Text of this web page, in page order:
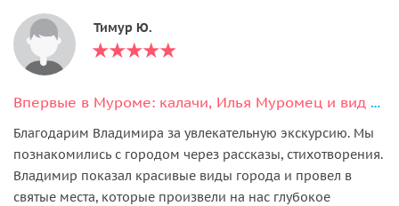
Тимур Ю.
Впервые в Муроме: калачи, Илья Муромец и вид на Оку
Благодарим Владимира за увлекательную экскурсию. Мы
познакомились с городом через рассказы, стихотворения.
Владимир показал красивые виды города и провел в
святые места, которые произвели на нас глубокое